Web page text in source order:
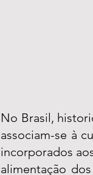
No Brasil,
associam-se à
incorporados
alimentação